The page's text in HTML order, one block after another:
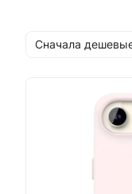
Сначала